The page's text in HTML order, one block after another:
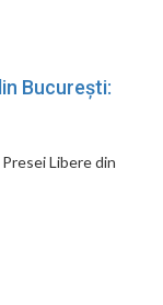
București:
Libere din